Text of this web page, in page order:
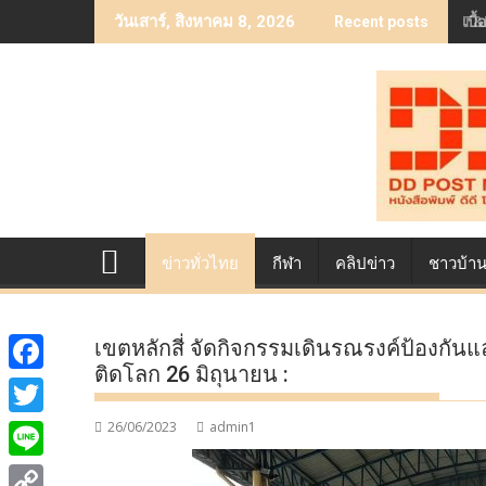
to
วันเสาร์, สิงหาคม 8, 2026 Recent posts เบื้
ข่าวทั่วไทย กีฬา คลิปข่าว ชาวบ้าน
เขตหลักสี่ จัดกิจกรรมเดินรณรงค์ป้องกัน
ติดโลก 26 มิถุนายน :
26/06/2023 admin1
F
a
c
T
w
L